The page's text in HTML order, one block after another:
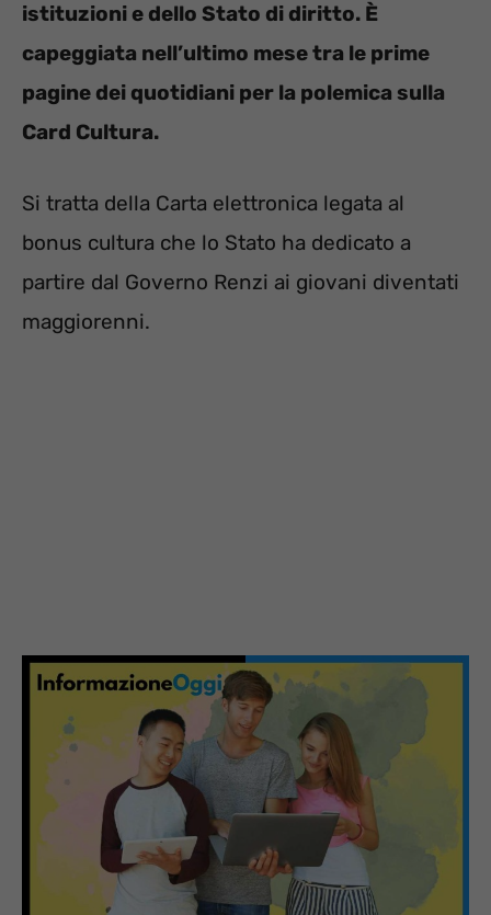
istituzioni e dello Stato di diritto. È
capeggiata nell’ultimo mese tra le prime
pagine dei quotidiani per la polemica sulla
Card Cultura.
Si tratta della Carta elettronica legata al
bonus cultura che lo Stato ha dedicato a
partire dal Governo Renzi ai giovani diventati
maggiorenni.